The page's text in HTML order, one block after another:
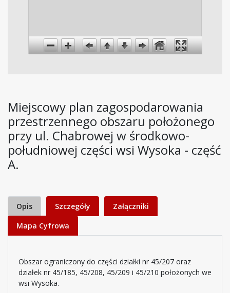
Miejscowy plan zagospodarowania
przestrzennego obszaru położonego
przy ul. Chabrowej w środkowo-
południowej części wsi Wysoka - część
A.
Opis Szczegóły
Załączniki
Mapa Cyfrowa
Obszar ograniczony do części działki nr 45/207 oraz
działek nr 45/185, 45/208, 45/209 i 45/210 położonych we
wsi Wysoka.